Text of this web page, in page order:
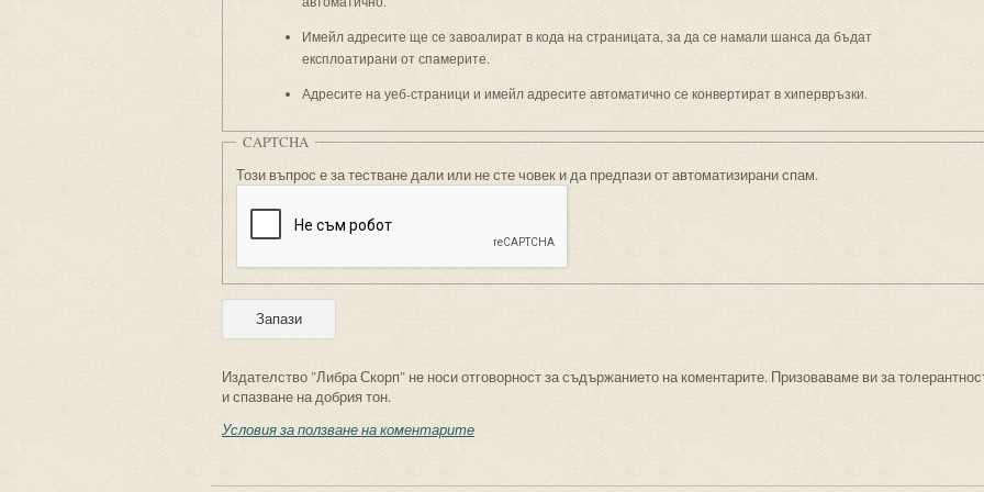
Имейл адресите ще се завоалират в кода на страницата, за да се намали шанса да бъдат
експлоатирани от спамерите.
Адресите на уеб-страници и имейл адресите автоматично се конвертират в хипервръзки.
CAPTCHA
Този въпрос е за тестване дали или не сте човек и да предпази от автоматизирани спам.
Издателство "Либра Скорп" не носи отговорност за съдържанието на коментарите. Призоваваме ви за
и спазване на добрия тон.
Условия за ползване на коментарите